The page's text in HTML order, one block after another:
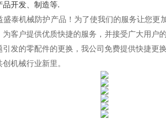
开发、制造等.
泰机械防护产品！为了使我们的服务让您更
客户提供优质快捷的服务，并接受广大用户
发的零配件的更换，我公司免费提供快捷更
机械行业新里。